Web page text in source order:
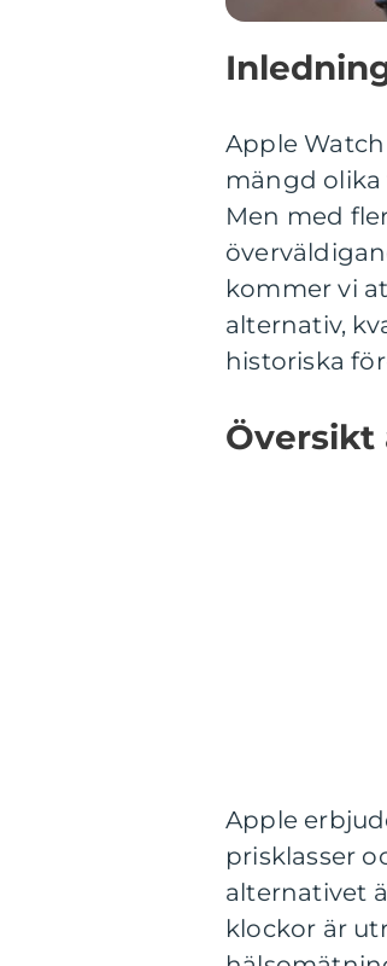
Apple
mängd
Men med
kommer vi
alternativ,
historiska
Översikt
Apple
prisklasser
alternativet
klockor är